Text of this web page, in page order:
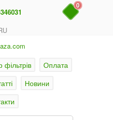
0
фільтрів
Оплата
Новини